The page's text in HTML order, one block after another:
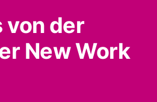
von der
New Work